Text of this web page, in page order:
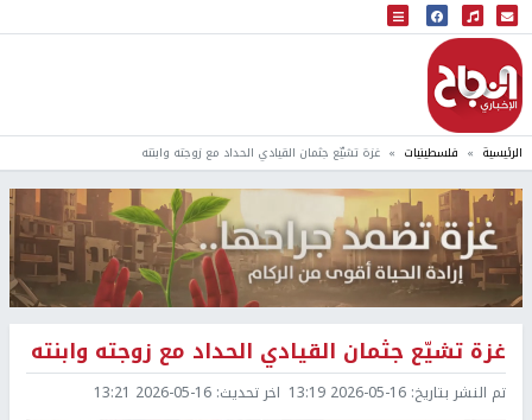
البث المباشر
إذاعة النجاح
الرئيسية فلسطينيات غزة تشيّع جثمان القيادي الحداد مع زوجته وابنته
غزة تشيّع جثمان القيادي الحداد مع زوجته وابنته
تم النشر بتاريخ: 2026-05-16 13:19 اخر تحديث: 2026-05-16 13:21